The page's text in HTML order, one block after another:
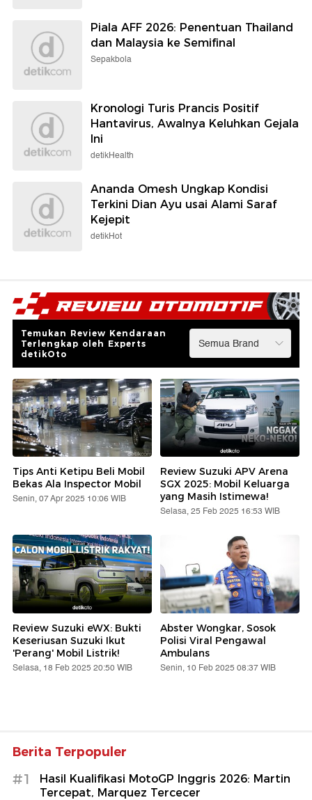
Piala AFF 2026: Penentuan Thailand
dan Malaysia ke Semifinal
Sepakbola
Kronologi Turis Prancis Positif
Hantavirus, Awalnya Keluhkan Gejala
Ini
detikHealth
Ananda Omesh Ungkap Kondisi
Terkini Dian Ayu usai Alami Saraf
Kejepit
detikHot
Temukan Review Kendaraan
Terlengkap oleh Experts
detikOto
Tips Anti Ketipu Beli Mobil
Bekas Ala Inspector Mobil
Senin, 07 Apr 2025 10:06 WIB
Review Suzuki APV Arena
SGX 2025: Mobil Keluarga
yang Masih Istimewa!
Selasa, 25 Feb 2025 16:53 WIB
Review Suzuki eWX: Bukti
Keseriusan Suzuki Ikut
'Perang' Mobil Listrik!
Selasa, 18 Feb 2025 20:50 WIB
Abster Wongkar, Sosok
Polisi Viral Pengawal
Ambulans
Senin, 10 Feb 2025 08:37 WIB
Berita Terpopuler
#1
Hasil Kualifikasi MotoGP Inggris 2026: Martin
Tercepat, Marquez Tercecer